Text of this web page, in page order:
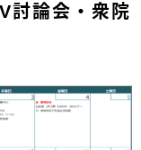
討論会・衆院